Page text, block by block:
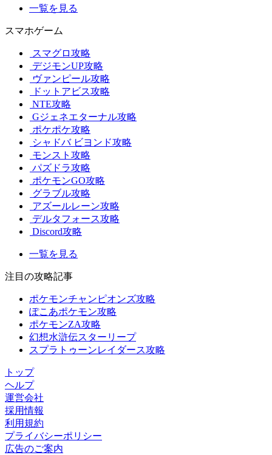
一覧を見る
スマホゲーム
スマグロ攻略
デジモンUP攻略
ヴァンピール攻略
ドットアビス攻略
NTE攻略
Gジェネエターナル攻略
ポケポケ攻略
シャドバ ビヨンド攻略
モンスト攻略
パズドラ攻略
ポケモンGO攻略
グラブル攻略
アズールレーン攻略
デルタフォース攻略
Discord攻略
一覧を見る
注目の攻略記事
ポケモンチャンピオンズ攻略
ぽこあポケモン攻略
ポケモンZA攻略
幻想水滸伝スターリープ
スプラトゥーンレイダース攻略
トップ
ヘルプ
運営会社
採用情報
利用規約
プライバシーポリシー
広告のご案内